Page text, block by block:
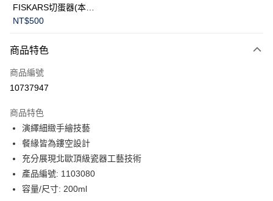
FISKARS切蛋器(本商
品不提供破損保證)
NT$500
商品特色
商品編號
10737947
商品特色
演繹細緻手繪技藝
餐緣皆為鏤空設計
充分展現北歐頂級瓷器工藝技術
產品編號: 1103080
容量/尺寸: 200ml